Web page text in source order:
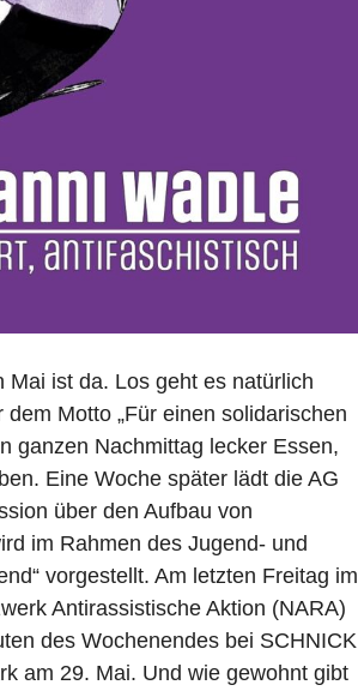
Mai ist da. Los geht es natürlich
Motto „Für einen solidarischen
ganzen Nachmittag lecker Essen,
Eine Woche später lädt die AG
über den Aufbau von
im Rahmen des Jugend- und
vorgestellt. Am letzten Freitag im
Antirassistische Aktion (NARA)
des Wochenendes bei SCHNICK
am 29. Mai. Und wie gewohnt gibt